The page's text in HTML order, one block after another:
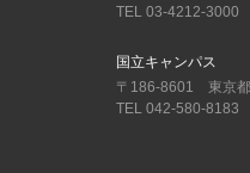
TEL 03-4212-3000
国立キャンパス
〒186-8601 東京都
TEL 042-580-8183